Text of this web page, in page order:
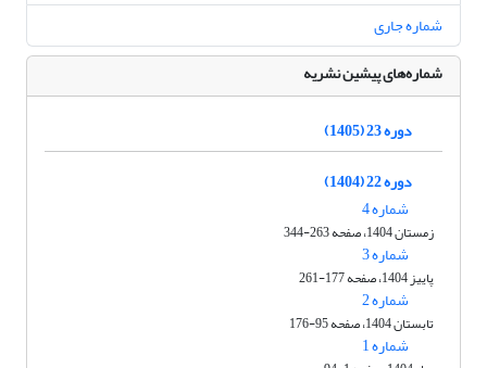
شماره جاری
شماره‌های پیشین نشریه
دوره 23 (1405)
دوره 22 (1404)
شماره 4
زمستان 1404، صفحه 263-344
شماره 3
پاییز 1404، صفحه 177-261
شماره 2
تابستان 1404، صفحه 95-176
شماره 1